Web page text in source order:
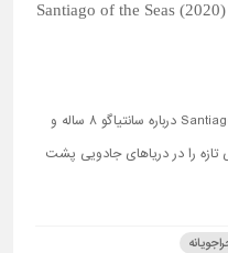
Santiago of the Seas (2020)
کارتون سانتیاگو اهل دریاها Santiago of the Seas درباره سانتیاگو 8 ساله و
را در دریاهای جادویی پشت